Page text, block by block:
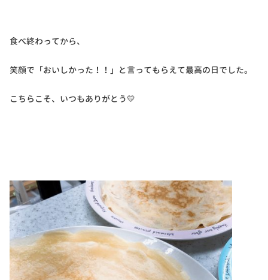
食べ終わってから、
笑顔で「おいしかった！！」と言ってもらえて最高の日でした。
こちらこそ、いつもありがとう💛